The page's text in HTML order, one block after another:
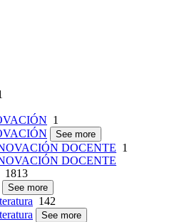
1
See more
DOCENTE 1
DOCENTE
1813
See more
142
See more